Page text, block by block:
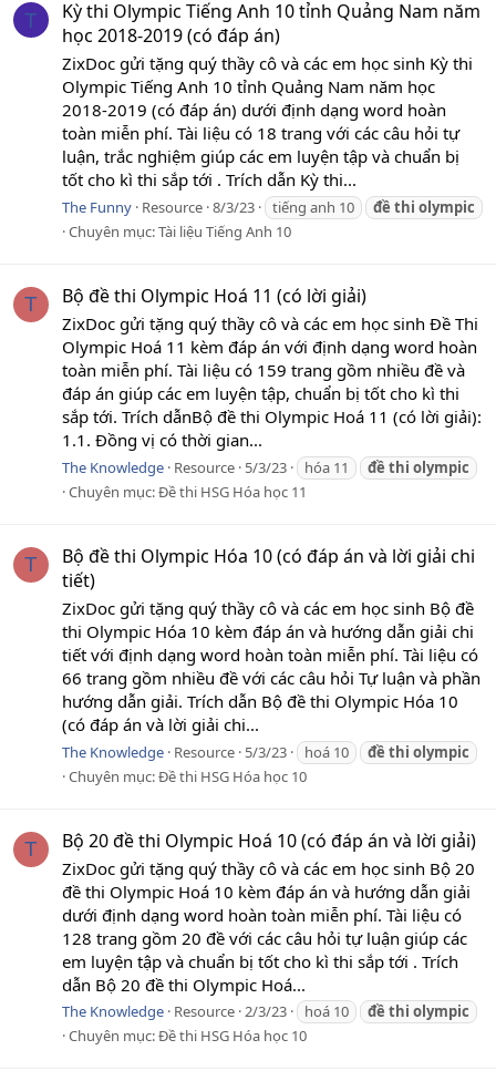
T
Kỳ thi Olympic Tiếng Anh 10 tỉnh Quảng Nam năm
học 2018-2019 (có đáp án)
ZixDoc gửi tặng quý thầy cô và các em học sinh Kỳ thi
Olympic Tiếng Anh 10 tỉnh Quảng Nam năm học
2018-2019 (có đáp án) dưới định dạng word hoàn
toàn miễn phí. Tài liệu có 18 trang với các câu hỏi tự
luận, trắc nghiệm giúp các em luyện tập và chuẩn bị
tốt cho kì thi sắp tới . Trích dẫn Kỳ thi...
The Funny Resource 8/3/23 tiếng anh 10 đề thi olympic
Chuyên mục:Tài liệu Tiếng Anh 10
T Bộ đề thi Olympic Hoá 11 (có lời giải)
ZixDoc gửi tặng quý thầy cô và các em học sinh Đề Thi
Olympic Hoá 11 kèm đáp án với định dạng word hoàn
toàn miễn phí. Tài liệu có 159 trang gồm nhiều đề và
đáp án giúp các em luyện tập, chuẩn bị tốt cho kì thi
sắp tới. Trích dẫnBộ đề thi Olympic Hoá 11 (có lời giải):
1.1. Đồng vị có thời gian...
The Knowledge Resource 5/3/23 hóa 11 đề thi olympic
Chuyên mục:Đề thi HSG Hóa học 11
T
Bộ đề thi Olympic Hóa 10 (có đáp án và lời giải chi
tiết)
ZixDoc gửi tặng quý thầy cô và các em học sinh Bộ đề
thi Olympic Hóa 10 kèm đáp án và hướng dẫn giải chi
tiết với định dạng word hoàn toàn miễn phí. Tài liệu có
66 trang gồm nhiều đề với các câu hỏi Tự luận và phần
hướng dẫn giải. Trích dẫn Bộ đề thi Olympic Hóa 10
(có đáp án và lời giải chi...
The Knowledge Resource 5/3/23 hoá 10 đề thi olympic
Chuyên mục:Đề thi HSG Hóa học 10
T Bộ 20 đề thi Olympic Hoá 10 (có đáp án và lời giải)
ZixDoc gửi tặng quý thầy cô và các em học sinh Bộ 20
đề thi Olympic Hoá 10 kèm đáp án và hướng dẫn giải
dưới định dạng word hoàn toàn miễn phí. Tài liệu có
128 trang gồm 20 đề với các câu hỏi tự luận giúp các
em luyện tập và chuẩn bị tốt cho kì thi sắp tới . Trích
dẫn Bộ 20 đề thi Olympic Hoá...
The Knowledge Resource 2/3/23 hoá 10 đề thi olympic
Chuyên mục:Đề thi HSG Hóa học 10